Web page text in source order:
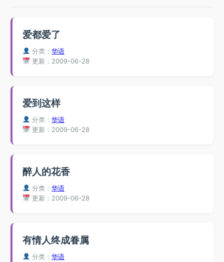
爱都爱了
分类：华语
更新：2009-06-28
爱到这样
分类：华语
更新：2009-06-28
醉人的花香
分类：华语
更新：2009-06-28
有情人终成眷属
分类：华语